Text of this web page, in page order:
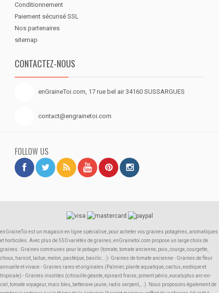
Conditionnement
Paiement sécurisé SSL
Nos partenaires
sitemap
CONTACTEZ-NOUS
enGraineToi.com, 17 rue bel air 34160 SUSSARGUES
contact@engrainetoi.com
FOLLOW US
enGraineToi est un magasin en ligne spécialisé, pour acheter vos graines potagères, aromatiques
et horticoles. Avec plus de 550 variétés de graines, enGrainetoi.com propose un large choix de
graines : Graines communes pour le potager (tomate, tomate ancienne, pois, courge, courgette,
choux, haricot, laitue, melon, pastèque, basilic...)- Graines de tomate ancienne - Graines de fleur
annuelle et vivace - Graines rares et originales (Palmier, plante aquatique, cactus, exotique et
tropicale) - Graines insolites (citrouille géante, épinard fraise, piment pénis, eucalyptus arc-en-
ciel, tomate voyageur, maïs bleu, betterave jaune, radis serpent,...). Nous proposons également de